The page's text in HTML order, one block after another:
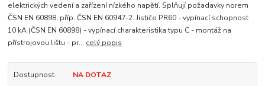
elektrických vedení a zařízení nízkého napětí. Splňují požadavky norem
ČSN EN 60898, příp. ČSN EN 60947-2. Jističe PR60 - vypínací schopnost
10 kA (ČSN EN 60898) - vypínací charakteristika typu C - montáž na
přístrojovou lištu - pr... celý popis
Dostupnost
NA DOTAZ